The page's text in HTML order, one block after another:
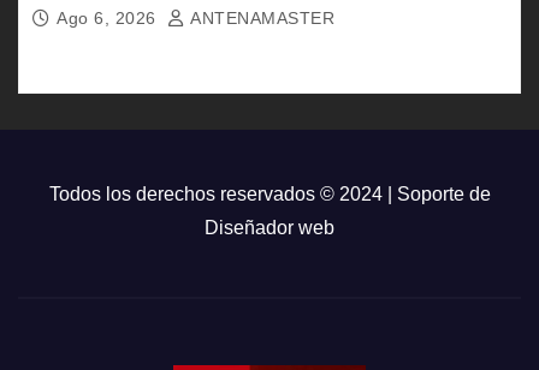
Ago 6, 2026 ANTENAMASTER
Todos los derechos reservados © 2024 | Soporte de
Diseñador web